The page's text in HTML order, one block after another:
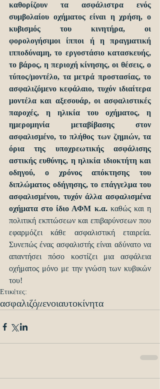
καθορίζουν τα ασφάλιστρα ενός
συμβολαίου οχήματος είναι η χρήση, ο
κυβισμός του κινητήρα, οι
φορολογήσιμοι ίπποι ή η πραγματική
ιπποδύναμη, το εργοστάσιο κατασκευής,
το βάρος, η περιοχή κίνησης, οι θέσεις, ο
τύπος/μοντέλο, τα μετρά προστασίας, το
ασφαλιζόμενο κεφάλαιο, τυχόν ιδιαίτερα
μοντέλα και αξεσουάρ, οι ασφαλιστικές
παροχές, η ηλικία του οχήματος, η
ημερομηνία μεταβίβασης στον
ασφαλισμένο, το πλήθος των ζημιών, τα
όρια της υποχρεωτικής ασφάλισης
αστικής ευθύνης, η ηλικία ιδιοκτήτη και
οδηγού, ο χρόνος απόκτησης του
διπλώματος οδήγησης, το επάγγελμα του
ασφαλισμένου, τυχόν άλλα ασφαλισμένα
οχήματα στο ίδιο ΑΦΜ κ.α. καθώς και η
πολιτική εκπτώσεων και επιβαρύνσεων που
εφαρμόζει κάθε ασφαλιστική εταιρεία.
Συνεπώς ένας ασφαλιστής είναι αδύνατο να
απαντήσει πόσο κοστίζει μια ασφάλεια
οχήματος μόνο με την γνώση των κυβικών
του!
Ετικέτες:
ασφαλιζόμενοιαυτοκίνητα